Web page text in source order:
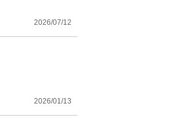
2026/07/12
2026/01/13